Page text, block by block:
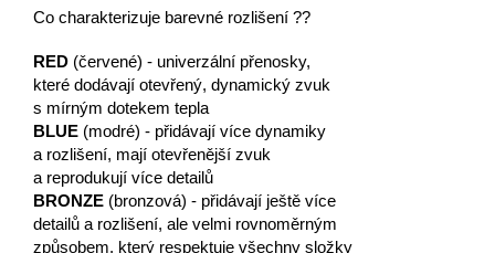
Co charakterizuje barevné rozlišení ??
RED (červené) - univerzální přenosky,
které dodávají otevřený, dynamický zvuk
s mírným dotekem tepla
BLUE (modré) - přidávají více dynamiky
a rozlišení, mají otevřenější zvuk
a reprodukují více detailů
BRONZE (bronzová) - přidávají ještě více
detailů a rozlišení, ale velmi rovnoměrným
způsobem, který respektuje všechny složky